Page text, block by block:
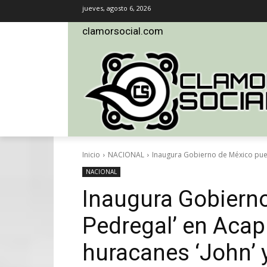
jueves, agosto 6, 2026
clamorsocial.com
Inicio NACIONAL Inaugura Gobierno de México
NACIONAL
Inaugura
Pedregal’ en
huracanes ‘John’